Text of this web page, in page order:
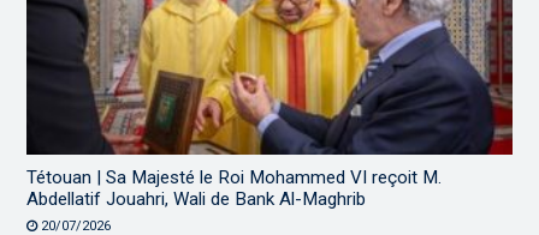
Tétouan | Sa Majesté le Roi Mohammed VI reçoit M.
Abdellatif Jouahri, Wali de Bank Al-Maghrib
20/07/2026